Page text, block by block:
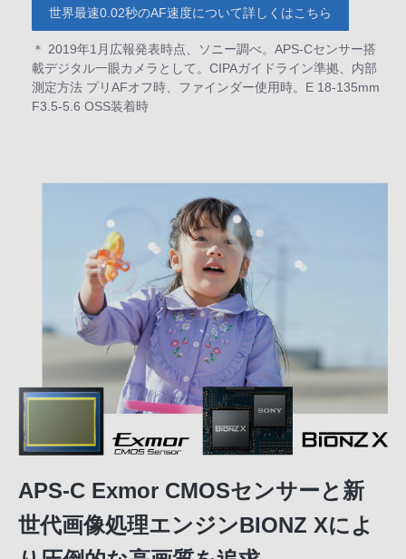
世界最速0.02秒のAF速度について詳しくはこちら
＊ 2019年1月広報発表時点、ソニー調べ。APS-Cセンサー搭
載デジタル一眼カメラとして。CIPAガイドライン準拠、内部
測定方法 プリAFオフ時、ファインダー使用時。E 18-135mm
F3.5-5.6 OSS装着時
APS-C Exmor CMOSセンサーと新
世代画像処理エンジンBIONZ Xによ